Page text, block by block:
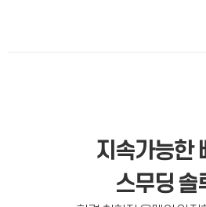
지속가능한
스무딩 솔